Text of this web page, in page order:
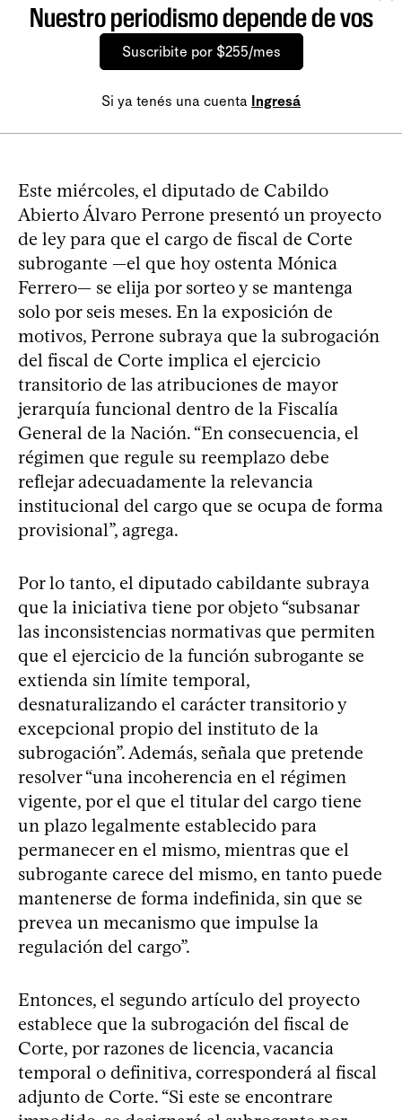
Nuestro periodismo depende de vos
Suscribite por $255/mes
Si ya tenés una cuenta Ingresá
Este miércoles, el diputado de Cabildo
Abierto Álvaro Perrone presentó un proyecto
de ley para que el cargo de fiscal de Corte
subrogante —el que hoy ostenta Mónica
Ferrero— se elija por sorteo y se mantenga
solo por seis meses. En la exposición de
motivos, Perrone subraya que la subrogación
del fiscal de Corte implica el ejercicio
transitorio de las atribuciones de mayor
jerarquía funcional dentro de la Fiscalía
General de la Nación. “En consecuencia, el
régimen que regule su reemplazo debe
reflejar adecuadamente la relevancia
institucional del cargo que se ocupa de forma
provisional”, agrega.
Por lo tanto, el diputado cabildante subraya
que la iniciativa tiene por objeto “subsanar
las inconsistencias normativas que permiten
que el ejercicio de la función subrogante se
extienda sin límite temporal,
desnaturalizando el carácter transitorio y
excepcional propio del instituto de la
subrogación”. Además, señala que pretende
resolver “una incoherencia en el régimen
vigente, por el que el titular del cargo tiene
un plazo legalmente establecido para
permanecer en el mismo, mientras que el
subrogante carece del mismo, en tanto puede
mantenerse de forma indefinida, sin que se
prevea un mecanismo que impulse la
regulación del cargo”.
Entonces, el segundo artículo del proyecto
establece que la subrogación del fiscal de
Corte, por razones de licencia, vacancia
temporal o definitiva, corresponderá al fiscal
adjunto de Corte. “Si este se encontrare